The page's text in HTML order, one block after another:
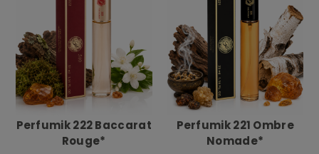
Perfumik 222 Baccarat
Rouge*
Perfumik 221 Ombre
Nomade*